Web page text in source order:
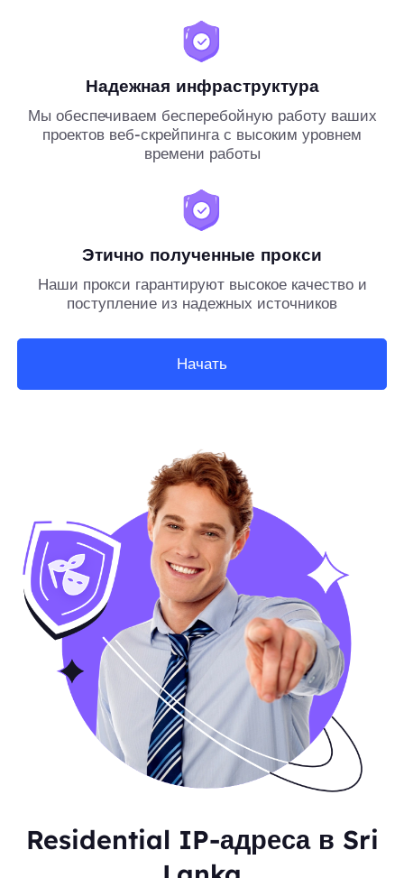
Надежная инфраструктура
Мы обеспечиваем бесперебойную работу ваших
проектов веб-скрейпинга с высоким уровнем
времени работы
Этично полученные прокси
Наши прокси гарантируют высокое качество и
поступление из надежных источников
Начать
Residential IP-адреса в Sri